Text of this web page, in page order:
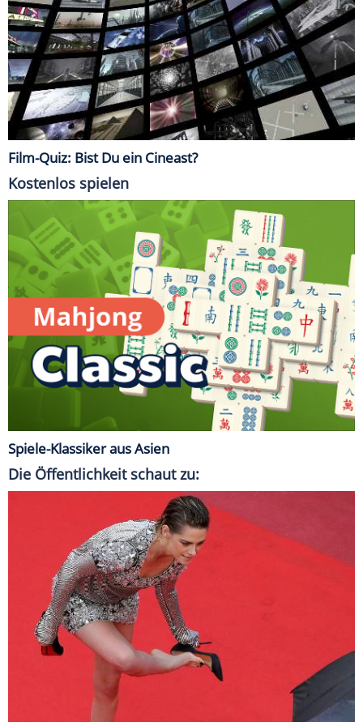
Film-Quiz: Bist Du ein Cineast?
Kostenlos spielen
Spiele-Klassiker aus Asien
Die Öffentlichkeit schaut zu: